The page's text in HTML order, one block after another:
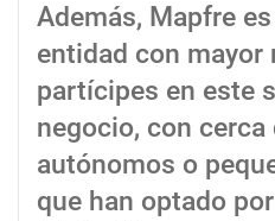
Además, Mapfre
entidad con mayor
partícipes en este
negocio, con cerca
autónomos o
que han optado